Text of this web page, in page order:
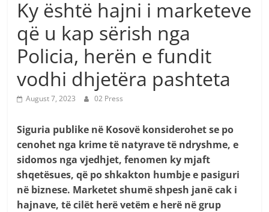
Ky është hajni i marketeve
që u kap sërish nga
Policia, herën e fundit
vodhi dhjetëra pashteta
August 7, 2023 02 Press
Siguria publike në Kosovë konsiderohet se po
cenohet nga krime të natyrave të ndryshme, e
sidomos nga vjedhjet, fenomen ky mjaft
shqetësues, që po shkakton humbje e pasiguri
në biznese. Marketet shumë shpesh janë cak i
hajnave, të cilët herë vetëm e herë në grup